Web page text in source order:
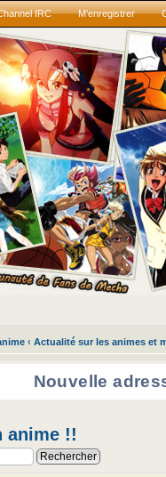
IRC M’enregistrer
‹ Actualité sur les animes et
Nouvelle
anime !!